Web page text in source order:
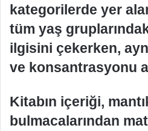
kategorilerde yer
tüm yaş
ilgisini çekerken,
ve konsantrasyonu
Kitabın içeriği,
bulmacalarından